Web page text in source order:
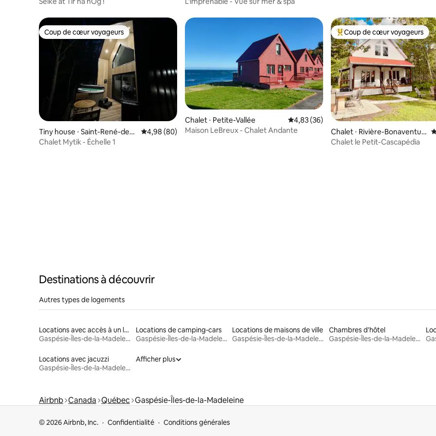
Coup de cœur voyageurs
Coup de cœur voyageurs
Tiny house ⋅ Saint-René-de-
Matane
Évaluation moyenne sur la base de 80 commentaires : 4,98 sur 5
4,98 (80)
Chalet Mytik - Échelle 1
Chalet ⋅ Petite-Vallée Évaluation moyenne sur la base de 36
4,83 (36)
Maison LeBreux - Chalet Andante
Coups de cœur voyageurs les
Coup de cœur voyageurs
Chalet ⋅ Rivière-Bonaventur
e
Chalet le Petit-Cascapédia
Destinations à découvrir
Autres types de logements
Locations avec accès à un lac
Gaspésie-Îles-de-la-Madeleine
Locations de camping-cars
Gaspésie-Îles-de-la-Madeleine
Locations de maisons de ville
Gaspésie-Îles-de-la-Madeleine
Chambres d'hôtel
Gaspésie-Îles-de-la-Madeleine
Locations avec jacuzzi
Gaspésie-Îles-de-la-Madeleine
Afficher plus
Airbnb Canada Québec Gaspésie-Îles-de-la-Madeleine
© 2026 Airbnb, Inc. Confidentialité Conditions générales